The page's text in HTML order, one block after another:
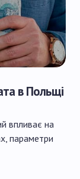
в Польщі
впливає на
параметри